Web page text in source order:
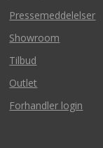
Pressemeddelelser
Showroom
Tilbud
Outlet
Forhandler login